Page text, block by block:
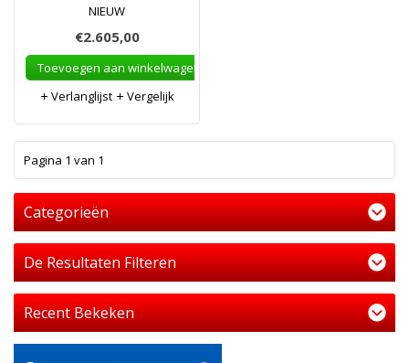
NIEUW
€2.605,00
Toevoegen aan winkelwagen
Verlanglijst
Vergelijk
Pagina 1 van 1
Categorieën
De Resultaten Filteren
Recent Bekeken